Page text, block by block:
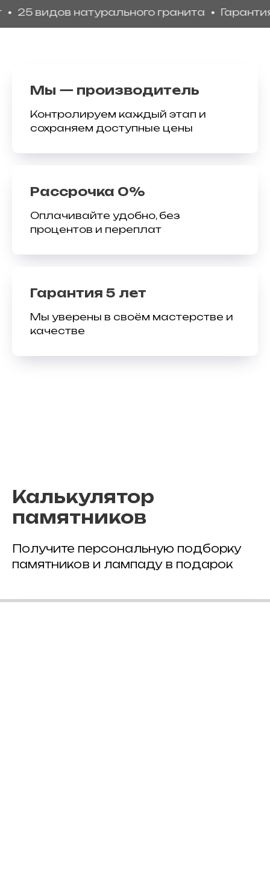
натурального гранита Гарантия
Мы — производитель
Контролируем каждый этап и
сохраняем доступные цены
Рассрочка 0%
Оплачивайте удобно, без
процентов и переплат
Гарантия 5 лет
Мы уверены в своём мастерстве и
качестве
Калькулятор
памятников
Получите персональную подборку
памятников и лампаду в подарок